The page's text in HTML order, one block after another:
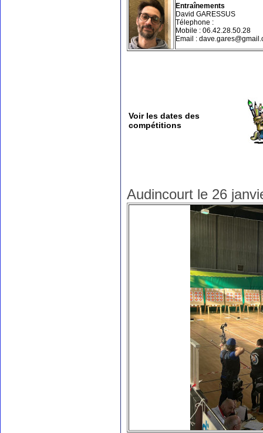
Entraînements
David GARESSUS
Télephone :
Mobile : 06.42.28.50.28
Email :
Voir les dates des
compétitions
Audincourt le 26